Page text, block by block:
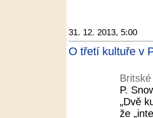
31. 12. 2013, 5:00
O třetí kultuře v
P.
„Dvě
že